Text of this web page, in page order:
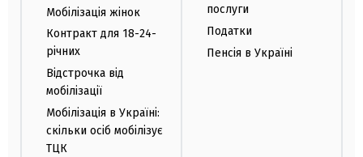
Мобілізація жінок
Контракт для 18-24-
річних
Відстрочка від
мобілізації
Мобілізація в Україні:
скільки осіб мобілізує
ТЦК
послуги
Податки
Пенсія в Україні